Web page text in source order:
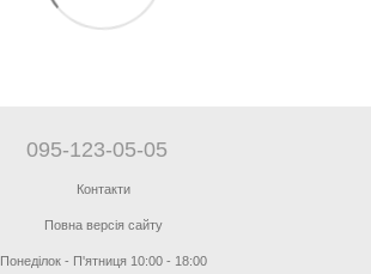
095-123-05-05
Контакти
Повна версія сайту
Понеділок - П'ятниця 10:00 - 18:00